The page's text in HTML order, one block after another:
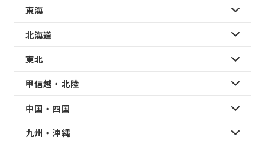
東海
北海道
東北
甲信越・北陸
中国・四国
九州・沖縄